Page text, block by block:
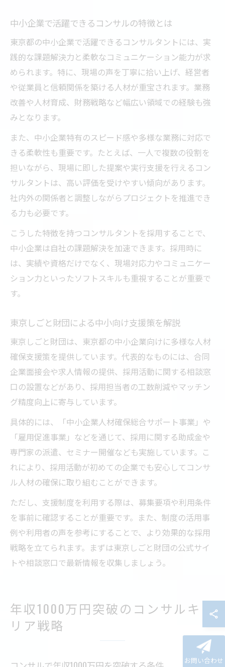
中小企業で活躍できるコンサルの特徴とは
東京都の中小企業で活躍できるコンサルタントには、実
践的な課題解決力と柔軟なコミュニケーション能力が求
められます。特に、現場の声を丁寧に拾い上げ、経営者
や従業員と信頼関係を築ける人材が重宝されます。業務
改善や人材育成、財務戦略など幅広い領域での経験も強
みとなります。
また、中小企業特有のスピード感や多様な業務に対応で
きる柔軟性も重要です。たとえば、一人で複数の役割を
担いながら、現場に即した提案や実行支援を行えるコン
サルタントは、高い評価を受けやすい傾向があります。
社内外の関係者と調整しながらプロジェクトを推進でき
る力も必要です。
こうした特徴を持つコンサルタントを採用することで、
中小企業は自社の課題解決を加速できます。採用時に
は、実績や資格だけでなく、現場対応力やコミュニケー
ション力といったソフトスキルも重視することが重要で
す。
東京しごと財団による中小向け支援策を解説
東京しごと財団は、東京都の中小企業向けに多様な人材
確保支援策を提供しています。代表的なものには、合同
企業面接会や求人情報の提供、採用活動に関する相談窓
口の設置などがあり、採用担当者の工数削減やマッチン
グ精度向上に寄与しています。
具体的には、「中小企業人材確保総合サポート事業」や
「雇用促進事業」などを通じて、採用に関する助成金や
専門家の派遣、セミナー開催なども実施しています。こ
れにより、採用活動が初めての企業でも安心してコンサ
ル人材の確保に取り組むことができます。
ただし、支援制度を利用する際は、募集要項や利用条件
を事前に確認することが重要です。また、制度の活用事
例や利用者の声を参考にすることで、より効果的な採用
戦略を立てられます。まずは東京しごと財団の公式サイ
トや相談窓口で最新情報を収集しましょう。
年収1000万円突破のコンサルキャ
リア戦略
お問い合わせ